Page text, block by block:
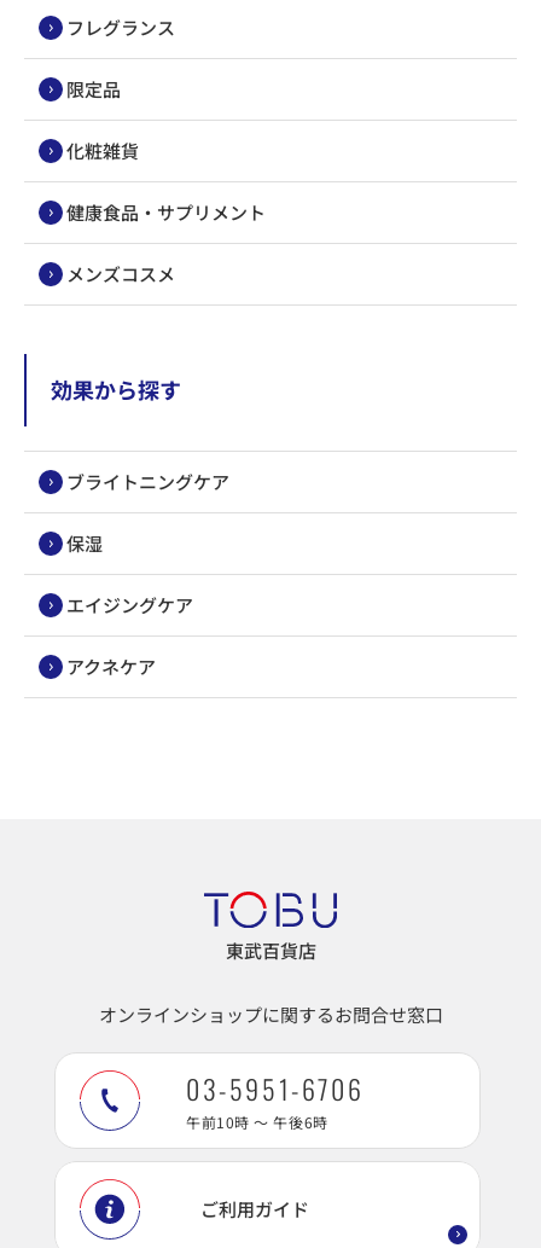
フレグランス
限定品
化粧雑貨
健康食品・サプリメント
メンズコスメ
効果から探す
ブライトニングケア
保湿
エイジングケア
アクネケア
東武百貨店
オンラインショップに関するお問合せ窓口
03-5951-6706
午前10時 ～ 午後6時
ご利用ガイド